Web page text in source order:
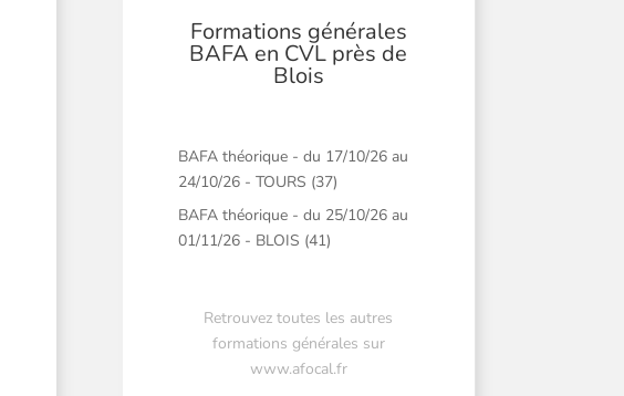
Formations générales
BAFA en CVL près de
Blois
BAFA théorique - du 17/10/26 au
24/10/26 - TOURS (37)
BAFA théorique - du 25/10/26 au
01/11/26 - BLOIS (41)
Retrouvez toutes les autres
formations générales sur
www.afocal.fr